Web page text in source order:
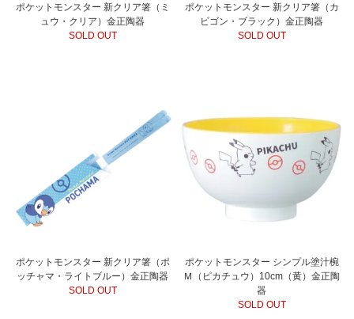
ポケットモンスター 新クリア箸（ミ
ュウ・クリア）金正陶器
SOLD OUT
ポケットモンスター 新クリア箸（カ
ビゴン・ブラック）金正陶器
SOLD OUT
ポケットモンスター 新クリア箸（ポ
ッチャマ・ライトブルー）金正陶器
SOLD OUT
ポケットモンスター シンプル塗汁椀
Ｍ（ピカチュウ）10cm（黄）金正陶
器
SOLD OUT